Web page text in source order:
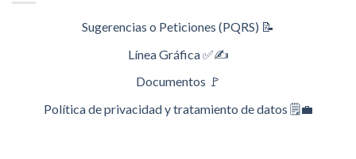
Sugerencias o Peticiones (PQRS) 📝
Línea Gráfica ✅✍️
Documentos 🚩
Política de privacidad y tratamiento de datos 🗒️💼